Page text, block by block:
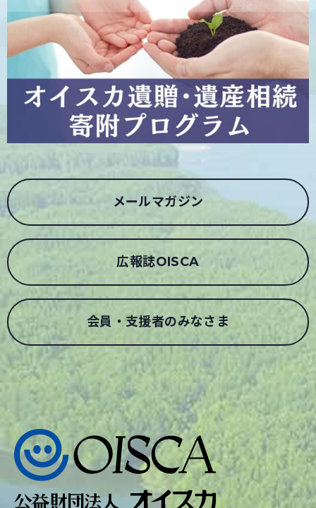
メールマガジン
広報誌OISCA
会員・支援者のみなさま